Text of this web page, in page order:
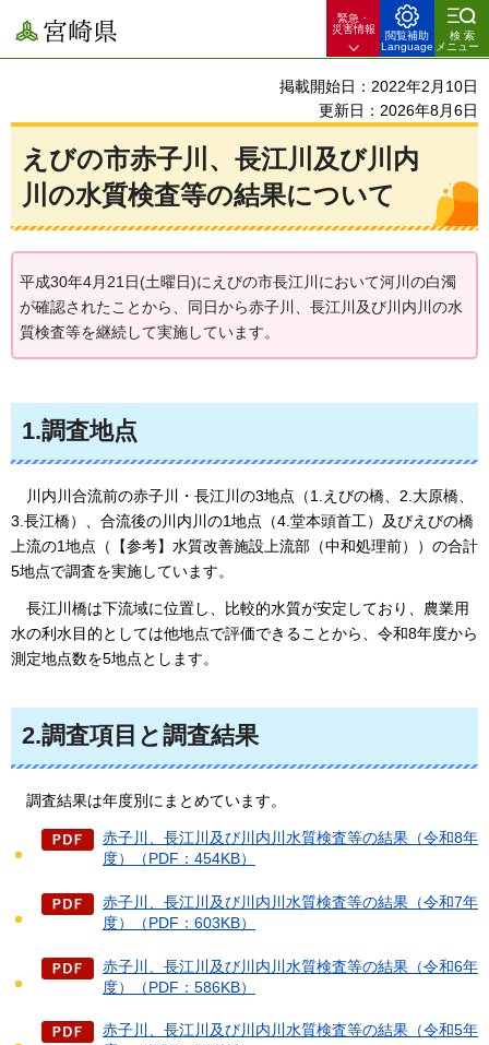
宮崎県
緊急・
災害情報
閲覧補助
Language
検索
メニュー
掲載開始日：2022年2月10日
更新日：2026年8月6日
えびの市赤子川、長江川及び川内
川の水質検査等の結果について
平成30年4月21日(土曜日)にえびの市長江川において河川の白濁
が確認されたことから、同日から赤子川、長江川及び川内川の水
質検査等を継続して実施しています。
1.調査地点
川内川合流前の赤子川・長江川の3地点（1.えびの橋、2.大原橋、
3.長江橋）、合流後の川内川の1地点（4.堂本頭首工）及びえびの橋
上流の1地点（【参考】水質改善施設上流部（中和処理前））の合計
5地点で調査を実施しています。
長江川橋は下流域に位置し、比較的水質が安定しており、農業用
水の利水目的としては他地点で評価できることから、令和8年度から
測定地点数を5地点とします。
2.調査項目と調査結果
調査結果は年度別にまとめています。
赤子川、長江川及び川内川水質検査等の結果（令和8年
度）（PDF：454KB）
赤子川、長江川及び川内川水質検査等の結果（令和7年
度）（PDF：603KB）
赤子川、長江川及び川内川水質検査等の結果（令和6年
度）（PDF：586KB）
赤子川、長江川及び川内川水質検査等の結果（令和5年